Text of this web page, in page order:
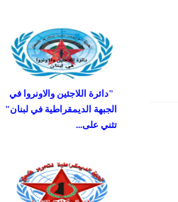
"دائرة اللاجئين والاونروا في
الجبهة الديمقراطية في لبنان"
تثني على...